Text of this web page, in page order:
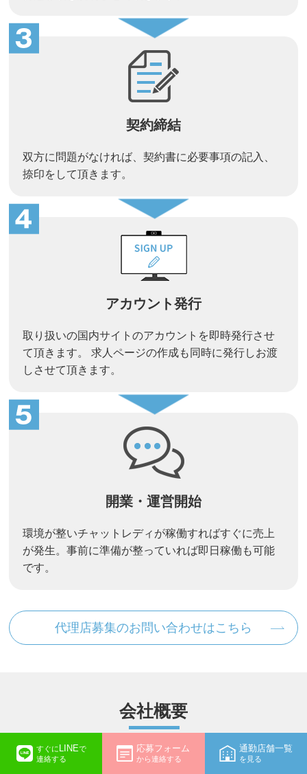
契約締結
双方に問題がなければ、契約書に必要事項の記入、
捺印をして頂きます。
アカウント発行
取り扱いの国内サイトのアカウントを即時発行させ
て頂きます。 求人ページの作成も同時に発行しお渡
しさせて頂きます。
開業・運営開始
環境が整いチャットレディが稼働すればすぐに売上
が発生。事前に準備が整っていれば即日稼働も可能
です。
代理店募集のお問い合わせはこちら
会社概要
すぐに LINEで
連絡する
応募フォーム
から連絡する
通勤店舗一覧
を見る